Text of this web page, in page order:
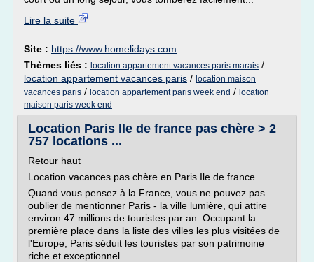
Lire la suite
Site : https://www.homelidays.com
Thèmes liés : location appartement vacances paris marais /
location appartement vacances paris / location maison
vacances paris / location appartement paris week end / location
maison paris week end
Location Paris Ile de france pas chère > 2
757 locations ...
Retour haut
Location vacances pas chère en Paris Ile de france
Quand vous pensez à la France, vous ne pouvez pas
oublier de mentionner Paris - la ville lumière, qui attire
environ 47 millions de touristes par an. Occupant la
première place dans la liste des villes les plus visitées de
l'Europe, Paris séduit les touristes par son patrimoine
riche et exceptionnel.